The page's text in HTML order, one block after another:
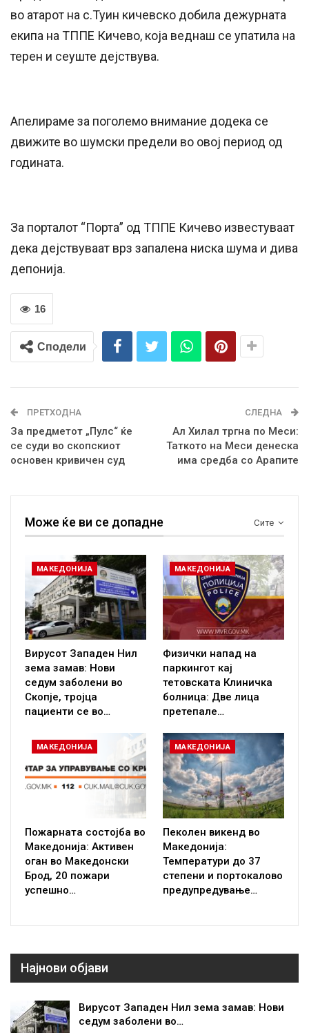
во атарот на с.Туин кичевско добила дежурната
екипа на ТППЕ Кичево, која веднаш се упатила на
терен и сеуште дејствува.
Апелираме за поголемо внимание додека се
движите во шумски предели во овој период од
годината.
За порталот “Порта” од ТППЕ Кичево известуваат
дека дејствуваат врз запалена ниска шума и дива
депонија.
16
Сподели
ПРЕТХОДНА
За предметот „Пулс“ ќе
се суди во скопскиот
основен кривичен суд
СЛЕДНА
Ал Хилал тргна по Меси:
Таткото на Меси денеска
има средба со Арапите
Сите
Може ќе ви се допадне
МАКЕДОНИЈА
Вирусот Западен Нил
зема замав: Нови
седум заболени во
Скопје, тројца
пациенти се во…
МАКЕДОНИЈА
Физички напад на
паркингот кај
тетовската Клиничка
болница: Две лица
претепале…
МАКЕДОНИЈА
Пожарната состојба во
Македонија: Активен
оган во Македонски
Брод, 20 пожари
успешно…
МАКЕДОНИЈА
Пеколен викенд во
Македонија:
Температури до 37
степени и портокалово
предупредување…
Најнови објави
Вирусот Западен Нил зема замав: Нови
седум заболени во…